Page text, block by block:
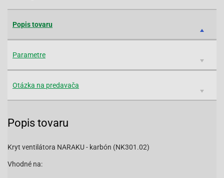
Popis tovaru
Parametre
Otázka na predavača
Popis tovaru
Kryt ventilátora NARAKU - karbón (NK301.02)
Vhodné na: